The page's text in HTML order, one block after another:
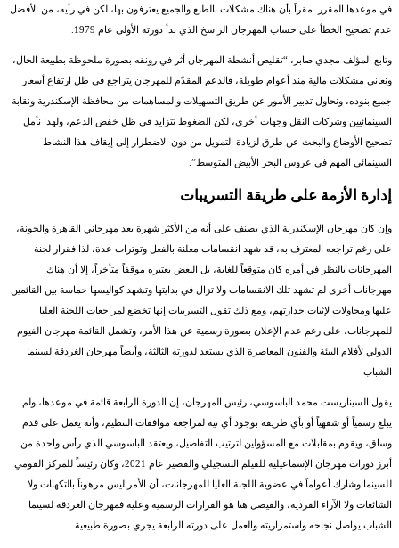
في موعدها المقرر. مقراً بأن هناك مشكلات بالطبع والجميع يعترفون بها، لكن في رأيه، من الأفضل
عدم تصحيح الخطأ على حساب المهرجان الراسخ الذي بدأ دورته الأولى عام 1979.
وتابع المؤلف مجدي صابر، “تقليص أنشطة المهرجان أثر في رونقه بصورة ملحوظة بطبيعة الحال،
ونعاني مشكلات مالية منذ أعوام طويلة، فالدعم المقدّم للمهرجان يتراجع في ظل ارتفاع أسعار
جميع بنوده، ونحاول تدبير الأمور عن طريق التسهيلات والمساهمات من محافظة الإسكندرية ونقابة
السينمائيين وشركات النقل وجهات أخرى، لكن الضغوط تتزايد في ظل خفض الدعم، ولهذا نأمل
تصحيح الأوضاع والبحث عن طرق لزيادة التمويل من دون الاضطرار إلى إيقاف هذا النشاط
السينمائي المهم في عروس البحر الأبيض المتوسط”.
إدارة الأزمة على طريقة التسريبات
وإن كان مهرجان الإسكندرية الذي يصنف على أنه من الأكثر شهرة بعد مهرجاني القاهرة والجونة،
على رغم تراجعه المعترف به، قد شهد انقسامات معلنة بالفعل وتوترات عدة، لذا فقرار لجنة
المهرجانات بالنظر في أمره كان متوقعاً للغاية، بل البعض يعتبره موقفاً متأخراً، إلا أن هناك
مهرجانات أخرى لم تشهد تلك الانقسامات ولا تزال في بدايتها وتشهد كواليسها حماسة بين القائمين
عليها ومحاولات لإثبات جدارتهم، ومع ذلك تقول التسريبات إنها تخضع لمراجعات اللجنة العليا
للمهرجانات، على رغم عدم الإعلان بصورة رسمية عن هذا الأمر، وتشمل القائمة مهرجان الفيوم
الدولي لأفلام البيئة والفنون المعاصرة الذي يستعد لدورته الثالثة، وأيضاً مهرجان الغردقة لسينما
الشباب
يقول السيناريست محمد الباسوسي، رئيس المهرجان، إن الدورة الرابعة قائمة في موعدها، ولم
يبلغ رسمياً أو شفهياً أو بأي طريقة بوجود أي نية لمراجعة موافقات التنظيم، وأنه يعمل على قدم
وساق، ويقوم بمقابلات مع المسؤولين لترتيب التفاصيل، ويعتقد الباسوسي الذي رأس واحدة من
أبرز دورات مهرجان الإسماعيلية للفيلم التسجيلي والقصير عام 2021، وكان رئيساً للمركز القومي
للسينما وشارك أعواماً في عضوية اللجنة العليا للمهرجانات، أن الأمر ليس مرهوناً بالتكهنات ولا
الشائعات ولا الآراء الفردية، والفيصل هنا هو القرارات الرسمية وعليه فمهرجان الغردقة لسينما
الشباب يواصل نجاحه واستمراريته والعمل على دورته الرابعة يجري بصورة طبيعية.